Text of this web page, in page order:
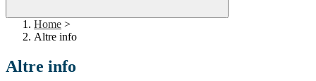
Home >
Altre info
Altre info